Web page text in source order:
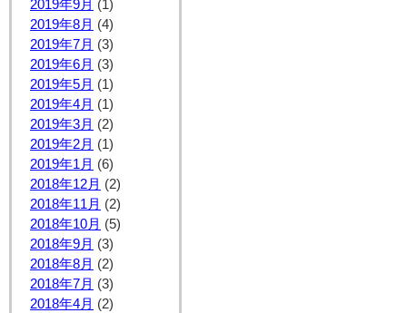
2019年9月 (1)
2019年8月 (4)
2019年7月 (3)
2019年6月 (3)
2019年5月 (1)
2019年4月 (1)
2019年3月 (2)
2019年2月 (1)
2019年1月 (6)
2018年12月 (2)
2018年11月 (2)
2018年10月 (5)
2018年9月 (3)
2018年8月 (2)
2018年7月 (3)
2018年4月 (2)